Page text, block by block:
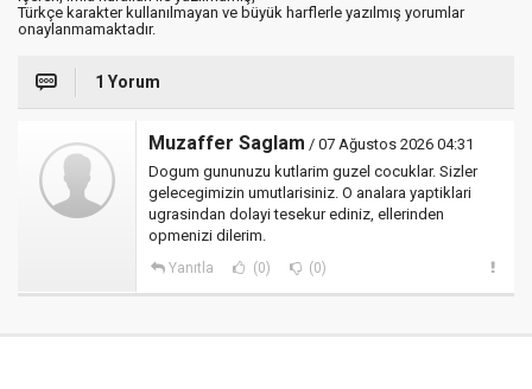
Türkçe karakter kullanılmayan ve büyük harflerle yazılmış yorumlar
onaylanmamaktadır.
1 Yorum
Muzaffer Saglam / 07 Ağustos 2026 04:31
Dogum gununuzu kutlarim guzel cocuklar. Sizler
gelecegimizin umutlarisiniz. O analara yaptiklari
ugrasindan dolayi tesekur ediniz, ellerinden
opmenizi dilerim.
Yanıtla (0) (0)